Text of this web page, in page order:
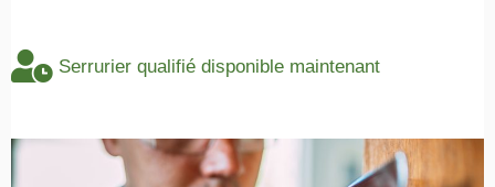
Serrurier qualifié disponible maintenant